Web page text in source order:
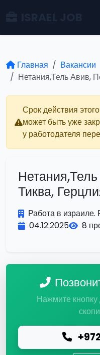
Главная
Вакансии
Нетания,Тель Авив,
Срок действия
может быть уже
у работодателя
Тиква,
Работа в израиле.
04.12.2025
8
Нажмите кнопку